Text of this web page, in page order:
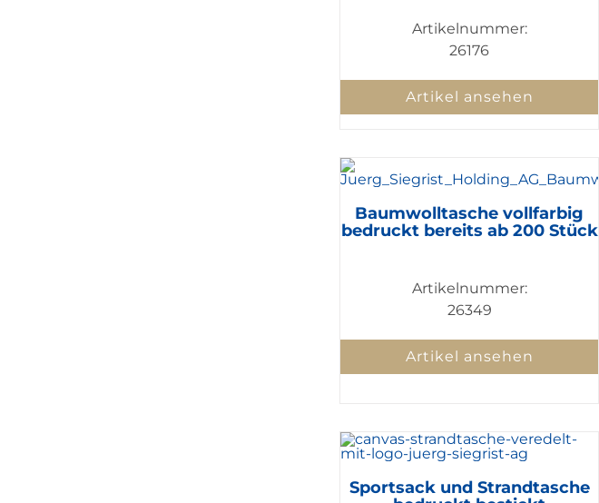
Artikelnummer:
26176
Artikel ansehen
Baumwolltasche vollfarbig
bedruckt bereits ab 200 Stück
Artikelnummer:
26349
Artikel ansehen
Sportsack und Strandtasche